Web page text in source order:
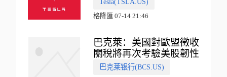
格隆匯 07-14 21:46
巴克萊：美國對歐盟徵收
關稅將再次考驗美股韌性
巴克莱银行(BCS.US)